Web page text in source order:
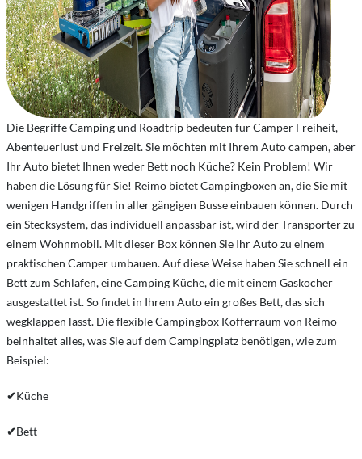
Die Begriffe Camping und Roadtrip bedeuten für Camper Freiheit,
Abenteuerlust und Freizeit. Sie möchten mit Ihrem Auto campen, aber
Ihr Auto bietet Ihnen weder Bett noch Küche? Kein Problem! Wir
haben die Lösung für Sie! Reimo bietet Campingboxen an, die Sie mit
wenigen Handgriffen in aller gängigen Busse einbauen können. Durch
ein Stecksystem, das individuell anpassbar ist, wird der Transporter zu
einem Wohnmobil. Mit dieser Box können Sie Ihr Auto zu einem
praktischen Camper umbauen. Auf diese Weise haben Sie schnell ein
Bett zum Schlafen, eine Camping Küche, die mit einem Gaskocher
ausgestattet ist. So findet in Ihrem Auto ein großes Bett, das sich
wegklappen lässt. Die flexible Campingbox Kofferraum von Reimo
beinhaltet alles, was Sie auf dem Campingplatz benötigen, wie zum
Beispiel:
✔Küche
✔Bett